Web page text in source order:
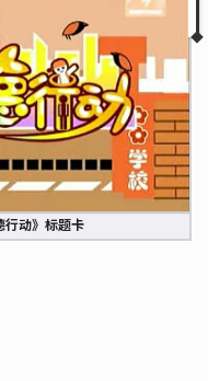
行动》标题卡